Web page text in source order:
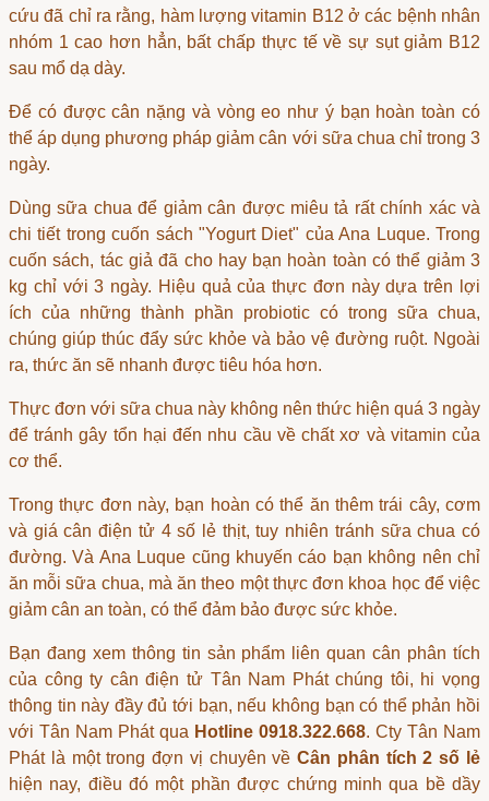
cứu đã chỉ ra rằng, hàm lượng vitamin B12 ở các bệnh nhân
nhóm 1 cao hơn hẳn, bất chấp thực tế về sự sụt giảm B12
sau mổ dạ dày.
Để có được cân nặng và vòng eo như ý bạn hoàn toàn có
thể áp dụng phương pháp giảm cân với sữa chua chỉ trong 3
ngày.
Dùng sữa chua để giảm cân được miêu tả rất chính xác và
chi tiết trong cuốn sách "Yogurt Diet" của Ana Luque. Trong
cuốn sách, tác giả đã cho hay bạn hoàn toàn có thể giảm 3
kg chỉ với 3 ngày. Hiệu quả của thực đơn này dựa trên lợi
ích của những thành phần probiotic có trong sữa chua,
chúng giúp thúc đẩy sức khỏe và bảo vệ đường ruột. Ngoài
ra, thức ăn sẽ nhanh được tiêu hóa hơn.
Thực đơn với sữa chua này không nên thức hiện quá 3 ngày
để tránh gây tổn hại đến nhu cầu về chất xơ và vitamin của
cơ thể.
Trong thực đơn này, bạn hoàn có thể ăn thêm trái cây, cơm
và giá cân điện tử 4 số lẻ thịt, tuy nhiên tránh sữa chua có
đường. Và Ana Luque cũng khuyến cáo bạn không nên chỉ
ăn mỗi sữa chua, mà ăn theo một thực đơn khoa học để việc
giảm cân an toàn, có thể đảm bảo được sức khỏe.
Bạn đang xem thông tin sản phẩm liên quancân phân tích
của công ty cân điện tử Tân Nam Phát chúng tôi, hi vọng
thông tin này đầy đủ tới bạn, nếu không bạn có thể phản hồi
với Tân Nam Phát qua Hotline 0918.322.668. Cty Tân Nam
Phát là một trong đợn vị chuyên vềCân phân tích 2 số lẻ
hiện nay, điều đó một phần được chứng minh qua bề dầy